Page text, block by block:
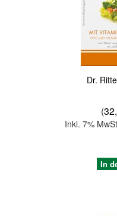
Dr.
(
Inkl. 7%
In